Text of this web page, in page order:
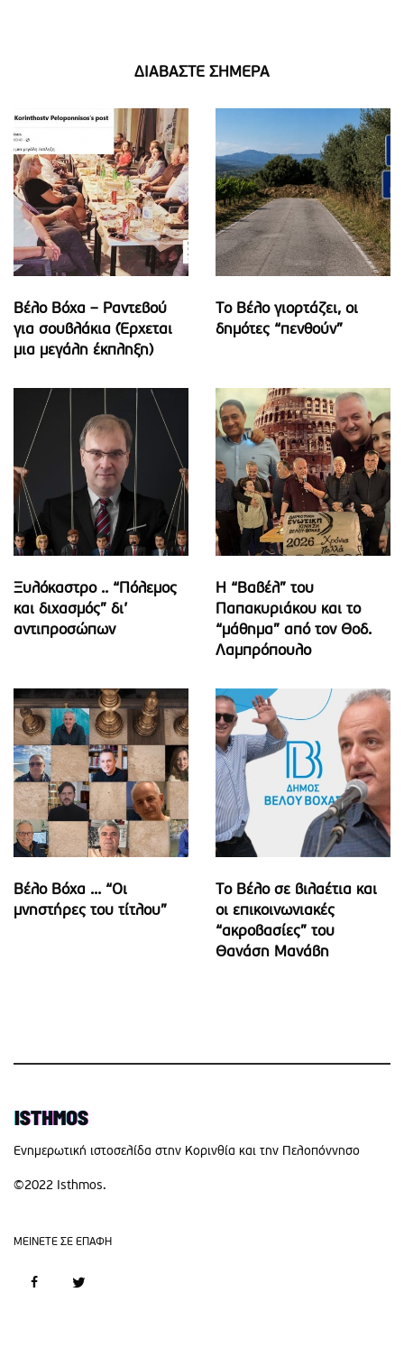
ΔΙΑΒΑΣΤΕ ΣΗΜΕΡΑ
Βέλο Βόχα – Ραντεβού
για σουβλάκια (Έρχεται
μια μεγάλη έκπληξη)
Το Βέλο γιορτάζει, οι
δημότες “πενθούν”
Ξυλόκαστρο .. “Πόλεμος
και διχασμός” δι’
αντιπροσώπων
Η “Βαβέλ” του
Παπακυριάκου και το
“μάθημα” από τον Θοδ.
Λαμπρόπουλο
Βέλο Βόχα ... “Οι
μνηστήρες του τίτλου”
Το Βέλο σε βιλαέτια και
οι επικοινωνιακές
“ακροβασίες” του
Θανάση Μανάβη
Eνημερωτική ιστοσελίδα στην Κορινθία και την Πελοπόννησο
©2022 Isthmos.
MEINETE ΣΕ ΕΠΑΦΗ